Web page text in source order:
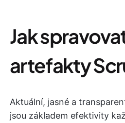
Jak
artefakty
Aktuální, jasné a
jsou základem efektivity